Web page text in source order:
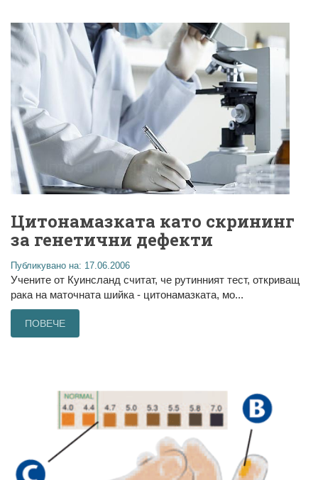
Цитонамазката като скрининг
за генетични дефекти
Публикувано на: 17.06.2006
Учените от Куинсланд считат, че рутинният тест, откриващ
рака на маточната шийка - цитонамазката, мо...
ПОВЕЧЕ